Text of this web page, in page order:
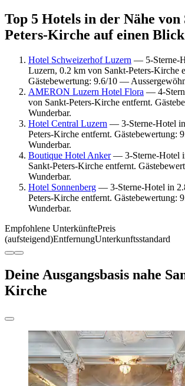
Top 5 Hotels in der Nähe von
Peters-Kirche auf einen Blick
Hotel Schweizerhof Luzern — 5-Sterne-
Luzern, 0.2 km von Sankt-Peters-Kirche
Gästebewertung: 9.6/10 —
AMERON Luzern Hotel Flora — 4-
von Sankt-Peters-Kirche entfernt.
Wunderbar.
Hotel Central Luzern — 3-Sterne-Hotel
Peters-Kirche entfernt. Gästebewertung:
Wunderbar.
Boutique Hotel Anker— 3-Sterne-Hotel
Sankt-Peters-Kirche entfernt.
Wunderbar.
Hotel Sonnenberg — 3-Sterne-Hotel in
Peters-Kirche entfernt. Gästebewertung:
Wunderbar.
Empfohlene UnterkünftePreis
(aufsteigend)EntfernungUnterkunftsstandard
Deine Ausgangsbasis nahe
Kirche